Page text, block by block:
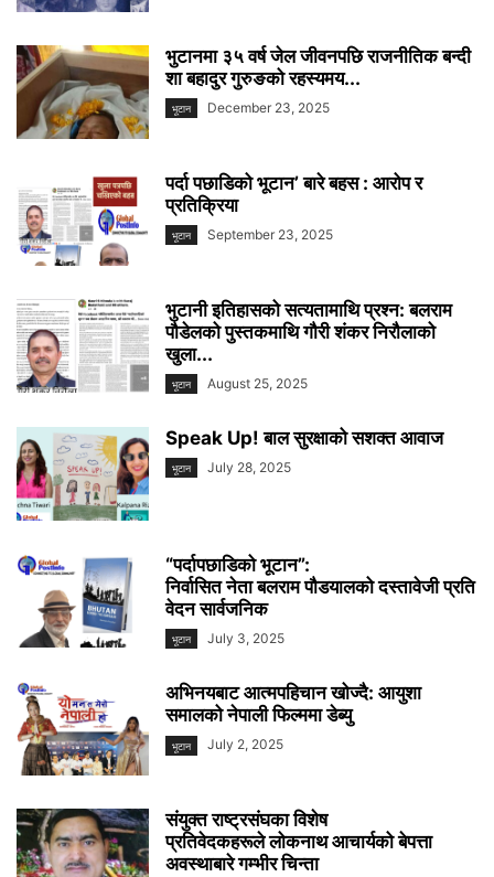
भुटानमा ३५ वर्ष जेल जीवनपछि राजनीतिक बन्दी
शा बहादुर गुरुङको रहस्यमय...
भूटान December 23, 2025
पर्दा पछाडिको भूटान’ बारे बहस : आरोप र
प्रतिक्रिया
भूटान September 23, 2025
भुटानी इतिहासको सत्यतामाथि प्रश्न: बलराम
पौडेलको पुस्तकमाथि गौरी शंकर निरौलाको
खुला...
भूटान August 25, 2025
Speak Up! बाल सुरक्षाको सशक्त आवाज
भूटान July 28, 2025
“पर्दापछाडिको भूटान”:
निर्वासित नेता बलराम पौडयालको दस्तावेजी प्रति
वेदन सार्वजनिक
भूटान July 3, 2025
अभिनयबाट आत्मपहिचान खोज्दै: आयुशा
समालको नेपाली फिल्ममा डेब्यु
भूटान July 2, 2025
संयुक्त राष्ट्रसंघका विशेष
प्रतिवेदकहरूले लोकनाथ आचार्यको बेपत्ता
अवस्थाबारे गम्भीर चिन्ता